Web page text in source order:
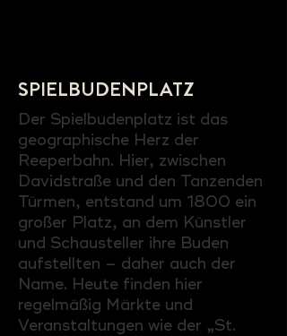
SPIELBUDENPLATZ
Der Spielbudenplatz ist das
geographische Herz der
Reeperbahn. Hier, zwischen
Davidstraße und den Tanzenden
Türmen, entstand um 1800 ein
großer Platz, an dem Künstler
und Schausteller ihre Buden
aufstellten – daher auch der
Name. Heute finden hier
regelmäßig Märkte und
Veranstaltungen wie der „St.